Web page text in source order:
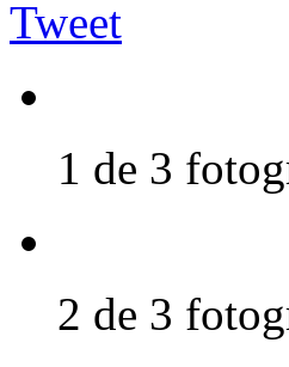
Tweet
1 de 3
2 de 3